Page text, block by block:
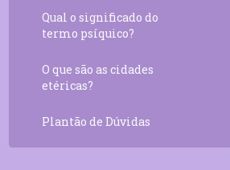
Qual o significado do
termo psíquico?
O que são as cidades
etéricas?
Plantão de Dúvidas